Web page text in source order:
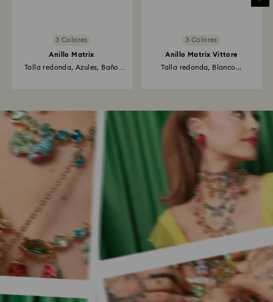
3 Colores
Anillo Matrix
Talla redonda, Azules, Baño
3 Colores
Anillo Matrix Vittore
Talla redonda, Blanco...